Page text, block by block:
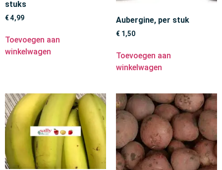
stuks
€4,99
Toevoegen aan
winkelwagen
Aubergine, per stuk
€ 1,50
Toevoegen aan
winkelwagen